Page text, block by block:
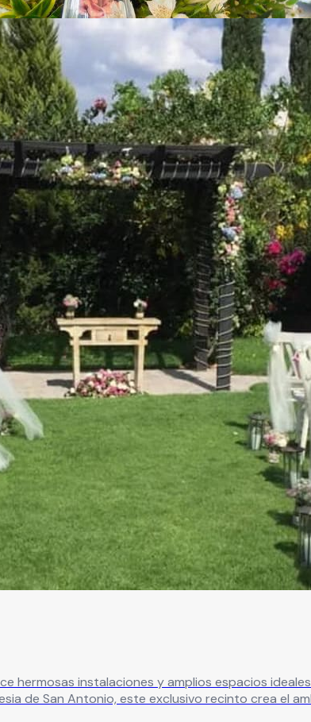
instalaciones y amplios espacios ideales para
de San Antonio, este exclusivo recinto crea el